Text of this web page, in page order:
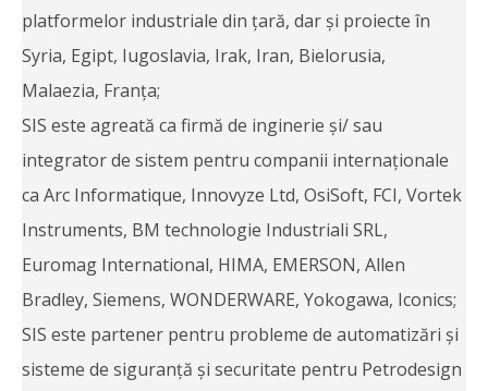
platformelor industriale din țară, dar și proiecte în
Syria, Egipt, Iugoslavia, Irak, Iran, Bielorusia,
Malaezia, Franța;
SIS este agreată ca firmă de inginerie și/ sau
integrator de sistem pentru companii internaționale
ca Arc Informatique, Innovyze Ltd, OsiSoft, FCI, Vortek
Instruments, BM technologie Industriali SRL,
Euromag International, HIMA, EMERSON, Allen
Bradley, Siemens, WONDERWARE, Yokogawa, Iconics;
SIS este partener pentru probleme de automatizări și
sisteme de siguranță și securitate pentru Petrodesign